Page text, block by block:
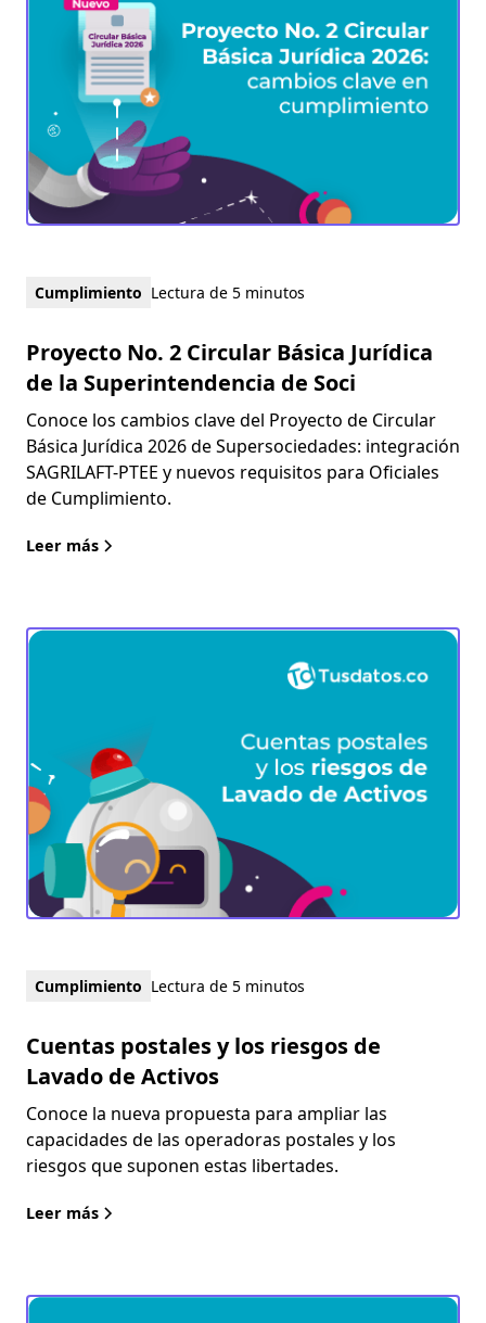
Cumplimiento Lectura de 5 minutos
Proyecto No. 2 Circular Básica Jurídica
de la Superintendencia de Soci
Conoce los cambios clave del Proyecto de Circular
Básica Jurídica 2026 de Supersociedades: integración
SAGRILAFT-PTEE y nuevos requisitos para Oficiales
de Cumplimiento.
Leer más
Cumplimiento Lectura de 5 minutos
Cuentas postales y los riesgos de
Lavado de Activos
Conoce la nueva propuesta para ampliar las
capacidades de las operadoras postales y los
riesgos que suponen estas libertades.
Leer más